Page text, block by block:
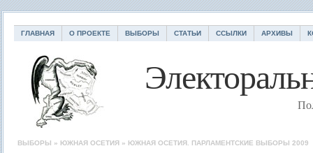
ГЛАВНАЯ О ПРОЕКТЕ ВЫБОРЫ СТАТЬИ ССЫЛКИ АРХИВЫ
ВЫБОРЫ » ЮЖНАЯ ОСЕТИЯ » ЮЖНАЯ ОСЕТИЯ. ПАРЛАМЕНТСКИЕ ВЫБОРЫ 2009